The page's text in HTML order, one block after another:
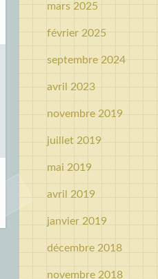
mars 2025
février 2025
septembre 2024
avril 2023
novembre 2019
juillet 2019
mai 2019
avril 2019
janvier 2019
décembre 2018
novembre 2018